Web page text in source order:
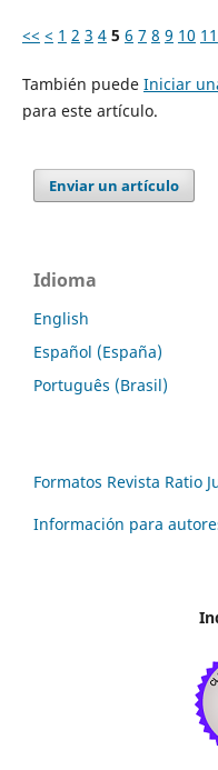
<< < 1 2 3 4 5 6 7 8 9 10 11
También puede Iniciar
para este artículo.
Enviar un artículo
Idioma
English
Español (España)
Português (Brasil)
Formatos Revista Ratio
Información para